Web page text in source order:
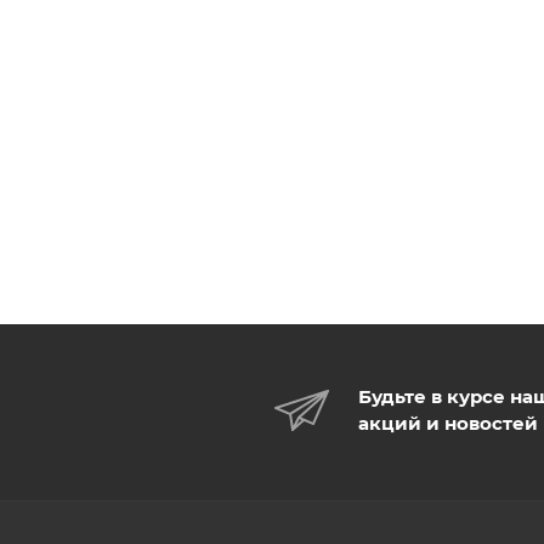
Будьте в курсе
акций и новостей